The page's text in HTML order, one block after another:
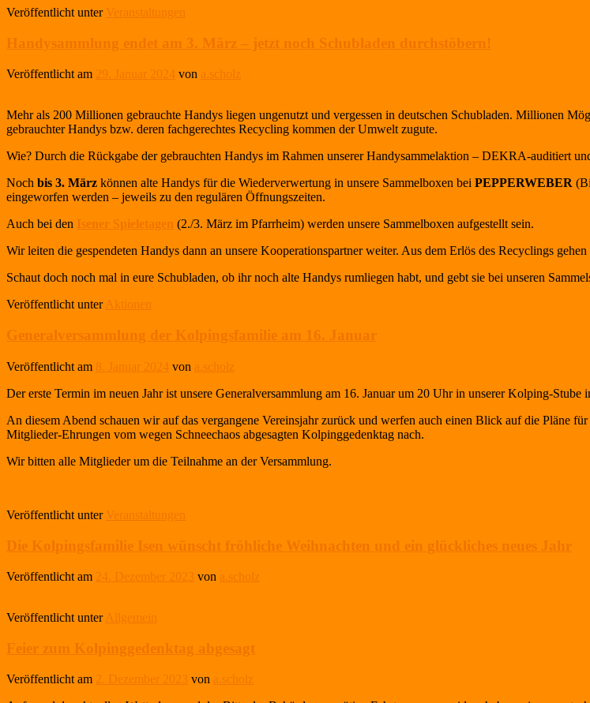
Veröffentlicht unter Veranstaltungen
Handysammlung endet am 3. März – jetzt noch Schubladen durchstöbern!
Veröffentlicht am 29. Januar 2024 von a.scholz
Mehr als 200 Millionen gebrauchte Handys liegen ungenutzt und vergessen in deutschen Schubladen. Millionen
gebrauchter Handys bzw. deren fachgerechtes Recycling kommen der Umwelt zugute.
Wie? Durch die Rückgabe der gebrauchten Handys im Rahmen unserer Handysammelaktion – DEKRA-auditiert
Noch bis 3. März können alte Handys für die Wiederverwertung in unsere Sammelboxen bei PEPPERWEBER
eingeworfen werden – jeweils zu den regulären Öffnungszeiten.
Auch bei den Isener Spieletagen (2./3. März im Pfarrheim) werden unsere Sammelboxen aufgestellt sein.
Wir leiten die gespendeten Handys dann an unsere Kooperationspartner weiter. Aus dem Erlös des Recyclings
Schaut doch noch mal in eure Schubladen, ob ihr noch alte Handys rumliegen habt, und gebt sie bei unseren
Veröffentlicht unter Aktionen
Generalversammlung der Kolpingsfamilie am 16. Januar
Veröffentlicht am 8. Januar 2024 von a.scholz
Der erste Termin im neuen Jahr ist unsere Generalversammlung am 16. Januar um 20 Uhr in unserer Kolping-Stube
An diesem Abend schauen wir auf das vergangene Vereinsjahr zurück und werfen auch einen Blick auf die Pläne
Mitglieder-Ehrungen vom wegen Schneechaos abgesagten Kolpinggedenktag nach.
Wir bitten alle Mitglieder um die Teilnahme an der Versammlung.
Veröffentlicht unter Veranstaltungen
Die Kolpingsfamilie Isen wünscht fröhliche Weihnachten und ein glückliches neues Jahr
Veröffentlicht am 24. Dezember 2023 von a.scholz
Veröffentlicht unter Allgemein
Feier zum Kolpinggedenktag abgesagt
Veröffentlicht am 2. Dezember 2023 von a.scholz